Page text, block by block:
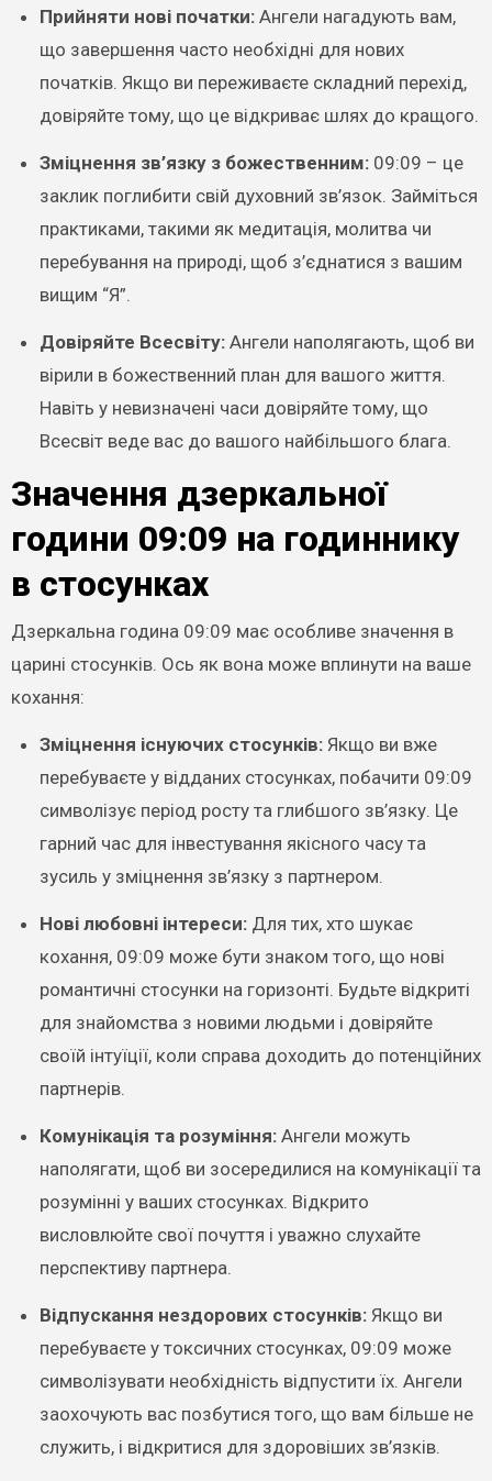
Прийняти нові початки:Ангели нагадують вам,
що завершення часто необхідні для нових
початків. Якщо ви переживаєте складний перехід,
довіряйте тому, що це відкриває шлях до кращого.
Зміцнення зв’язку з божественним:09:09 – це
заклик поглибити свій духовний зв’язок. Займіться
практиками, такими як медитація, молитва чи
перебування на природі, щоб з’єднатися з вашим
вищим “Я”.
Довіряйте Всесвіту:Ангели наполягають, щоб ви
вірили в божественний план для вашого життя.
Навіть у невизначені часи довіряйте тому, що
Всесвіт веде вас до вашого найбільшого блага.
Значення дзеркальної
години 09:09 на годиннику
в стосунках
Дзеркальна година 09:09 має особливе значення в
царині стосунків. Ось як вона може вплинути на ваше
кохання:
Зміцнення існуючих стосунків:Якщо ви вже
перебуваєте у відданих стосунках, побачити 09:09
символізує період росту та глибшого зв’язку. Це
гарний час для інвестування якісного часу та
зусиль у зміцнення зв’язку з партнером.
Нові любовні інтереси:Для тих, хто шукає
кохання, 09:09 може бути знаком того, що нові
романтичні стосунки на горизонті. Будьте відкриті
для знайомства з новими людьми і довіряйте
своїй інтуїції, коли справа доходить до потенційних
партнерів.
Комунікація та розуміння:Ангели можуть
наполягати, щоб ви зосередилися на комунікації та
розумінні у ваших стосунках. Відкрито
висловлюйте свої почуття і уважно слухайте
перспективу партнера.
Відпускання нездорових стосунків:Якщо ви
перебуваєте у токсичних стосунках, 09:09 може
символізувати необхідність відпустити їх. Ангели
заохочують вас позбутися того, що вам більше не
служить, і відкритися для здоровіших зв’язків.